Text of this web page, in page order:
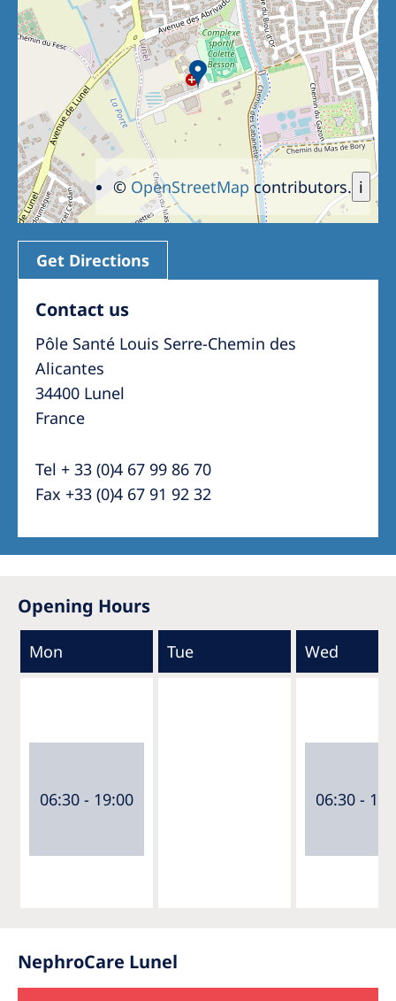
i
© OpenStreetMap contributors.
Get Directions
Contact us
Pôle Santé Louis Serre-Chemin des
Alicantes
34400 Lunel
France
Tel + 33 (0)4 67 99 86 70
Fax +33 (0)4 67 91 92 32
Opening Hours
Mon Tue Wed
06:30 - 19:00 06:30 -
NephroCare Lunel